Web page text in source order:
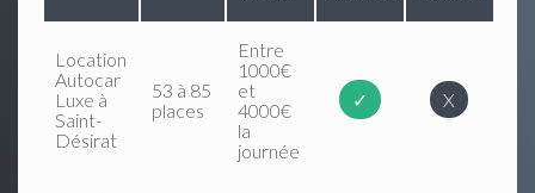
Location
Autocar
Luxe à
Saint-
Désirat
53 à 85
places
Entre
1000€
et
4000€
la
journée
✓ X